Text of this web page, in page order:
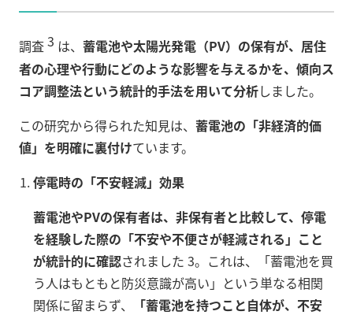
調査3 は、 蓄電池や太陽光発電（PV）の保有が、居住
者の心理や行動にどのような影響を与えるかを、傾向ス
コア調整法という統計的手法を用いて分析しました。
この研究から得られた知見は、 蓄電池の「非経済的価
値」を明確に裏付けています。
停電時の「不安軽減」効果
蓄電池やPVの保有者は、非保有者と比較して、停電
を経験した際の「不安や不便さが軽減される」こと
が統計的に確認されました 3。これは、「蓄電池を買
う人はもともと防災意識が高い」という単なる相関
関係に留まらず、
「蓄電池を持つこと自体が、不安